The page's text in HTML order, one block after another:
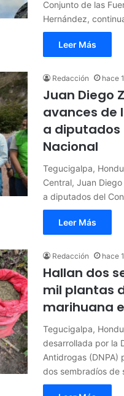
Conjunto de las
Hernández,
Leer Más
Redacción hace
Juan Diego
avances de
a diputados
Nacional
Tegucigalpa,
Central, Juan
a diputados del
Leer Más
Redacción hace
Hallan dos
mil plantas
marihuana
Tegucigalpa,
desarrollada por la
Antidrogas (DNPA)
dos sembradíos de